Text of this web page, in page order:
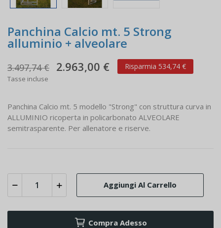
Panchina Calcio mt. 5 Strong
alluminio + alveolare
3.497,74 € 2.963,00 € Risparmia 534,74 €
Tasse incluse
Panchina Calcio mt. 5 modello "Strong" con struttura curva in
ALLUMINIO ricoperta in policarbonato ALVEOLARE
semitrasparente. Per allenatore e riserve.
Aggiungi Al Carrello
Compra Adesso